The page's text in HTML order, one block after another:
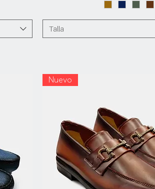
Talla
Nuevo